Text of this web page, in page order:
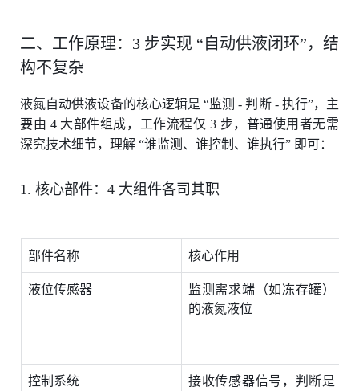
二、工作原理：3 步实现 “自动供液闭环”，结
构不复杂
液氮自动供液设备的核心逻辑是 “监测 - 判断 - 执行”，主
要由 4 大部件组成，工作流程仅 3 步，普通使用者无需
深究技术细节，理解 “谁监测、谁控制、谁执行” 即可：
1. 核心部件：4 大组件各司其职
部件名称 核心作用
液位传感器
监测需求端（如冻存罐）
的液氮液位
控制系统
接收传感器信号，判断是